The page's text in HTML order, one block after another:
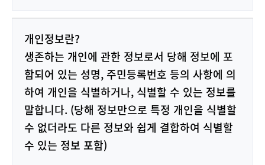
개인정보란?
생존하는 개인에 관한 정보로서 당해 정보에 포
함되어 있는 성명, 주민등록번호 등의 사항에 의
하여 개인을 식별하거나, 식별할 수 있는 정보를
말합니다. (당해 정보만으로 특정 개인을 식별할
수 없더라도 다른 정보와 쉽게 결합하여 식별할
수 있는 정보 포함)